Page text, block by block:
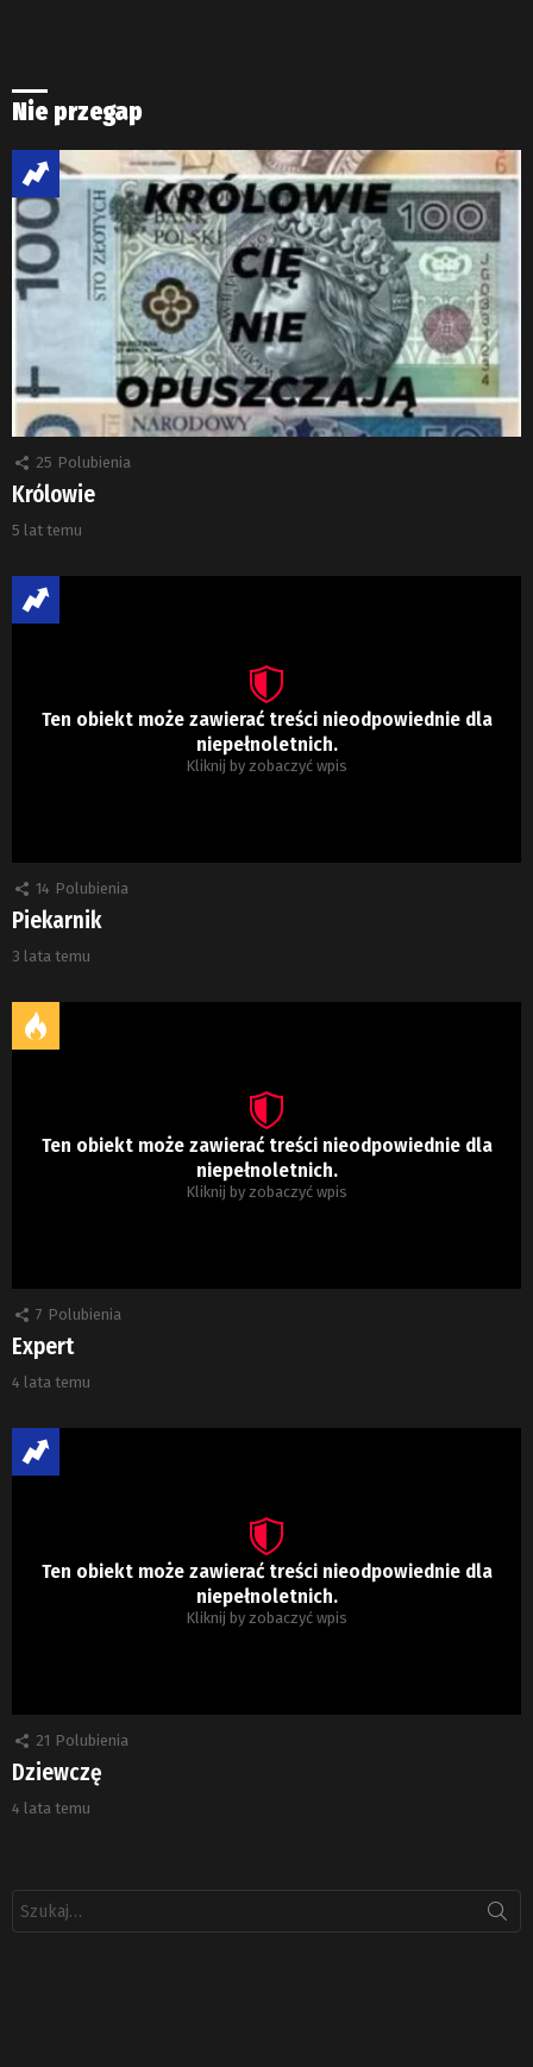
Nie przegap
25 Polubienia
Królowie
5 lat temu
Ten obiekt może zawierać treści nieodpowiednie dla
niepełnoletnich.
Kliknij by zobaczyć wpis
14 Polubienia
Piekarnik
3 lata temu
Ten obiekt może zawierać treści nieodpowiednie dla
niepełnoletnich.
Kliknij by zobaczyć wpis
7 Polubienia
Expert
4 lata temu
Ten obiekt może zawierać treści nieodpowiednie dla
niepełnoletnich.
Kliknij by zobaczyć wpis
21 Polubienia
Dziewczę
4 lata temu